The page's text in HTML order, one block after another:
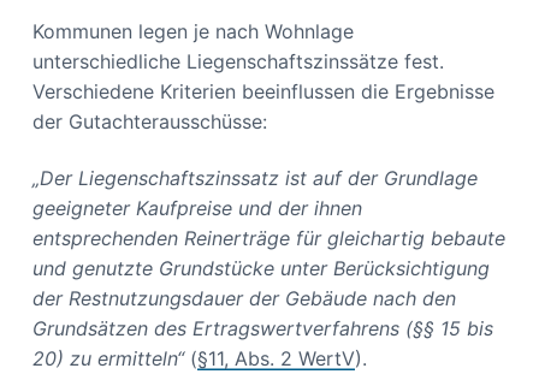
Kommunen legen je nach Wohnlage
unterschiedliche Liegenschaftszinssätze fest.
Verschiedene Kriterien beeinflussen die Ergebnisse
der Gutachterausschüsse:
„Der Liegenschaftszinssatz ist auf der Grundlage
geeigneter Kaufpreise und der ihnen
entsprechenden Reinerträge für gleichartig bebaute
und genutzte Grundstücke unter Berücksichtigung
der Restnutzungsdauer der Gebäude nach den
Grundsätzen des Ertragswertverfahrens (§§ 15 bis
20) zu ermitteln“(§11, Abs. 2 WertV).